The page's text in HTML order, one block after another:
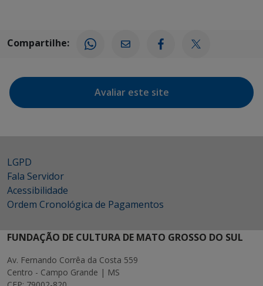
Compartilhe:
Avaliar este site
LGPD
Fala Servidor
Acessibilidade
Ordem Cronológica de Pagamentos
FUNDAÇÃO DE CULTURA DE MATO GROSSO DO SUL
Av. Fernando Corrêa da Costa 559
Centro - Campo Grande | MS